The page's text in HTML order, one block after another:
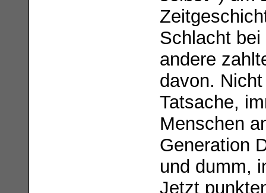
Schlacht
andere
davon.
Tatsache,
Menschen
Generation
und dumm,
Jetzt